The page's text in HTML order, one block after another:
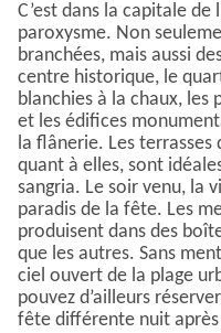
C’est dans la capitale de
paroxysme. Non
branchées, mais aussi
centre historique, le
blanchies à la chaux, les
et les édifices
la flânerie. Les terrasses
quant à elles, sont
sangria. Le soir venu, la
paradis de la fête. Les
produisent dans des
que les autres. Sans
ciel ouvert de la plage
pouvez d’ailleurs
fête différente nuit